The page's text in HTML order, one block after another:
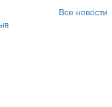
Все новости